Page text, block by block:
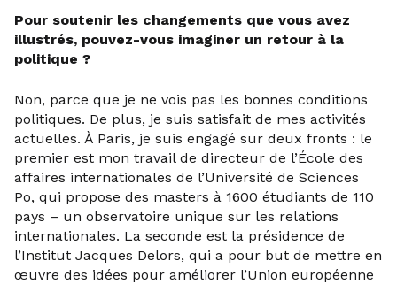
Pour soutenir les changements que vous avez
illustrés, pouvez-vous imaginer un retour à la
politique ?
Non, parce que je ne vois pas les bonnes conditions
politiques. De plus, je suis satisfait de mes activités
actuelles. À Paris, je suis engagé sur deux fronts : le
premier est mon travail de directeur de l’École des
affaires internationales de l’Université de Sciences
Po, qui propose des masters à 1600 étudiants de 110
pays – un observatoire unique sur les relations
internationales. La seconde est la présidence de
l’Institut Jacques Delors, qui a pour but de mettre en
œuvre des idées pour améliorer l’Union européenne